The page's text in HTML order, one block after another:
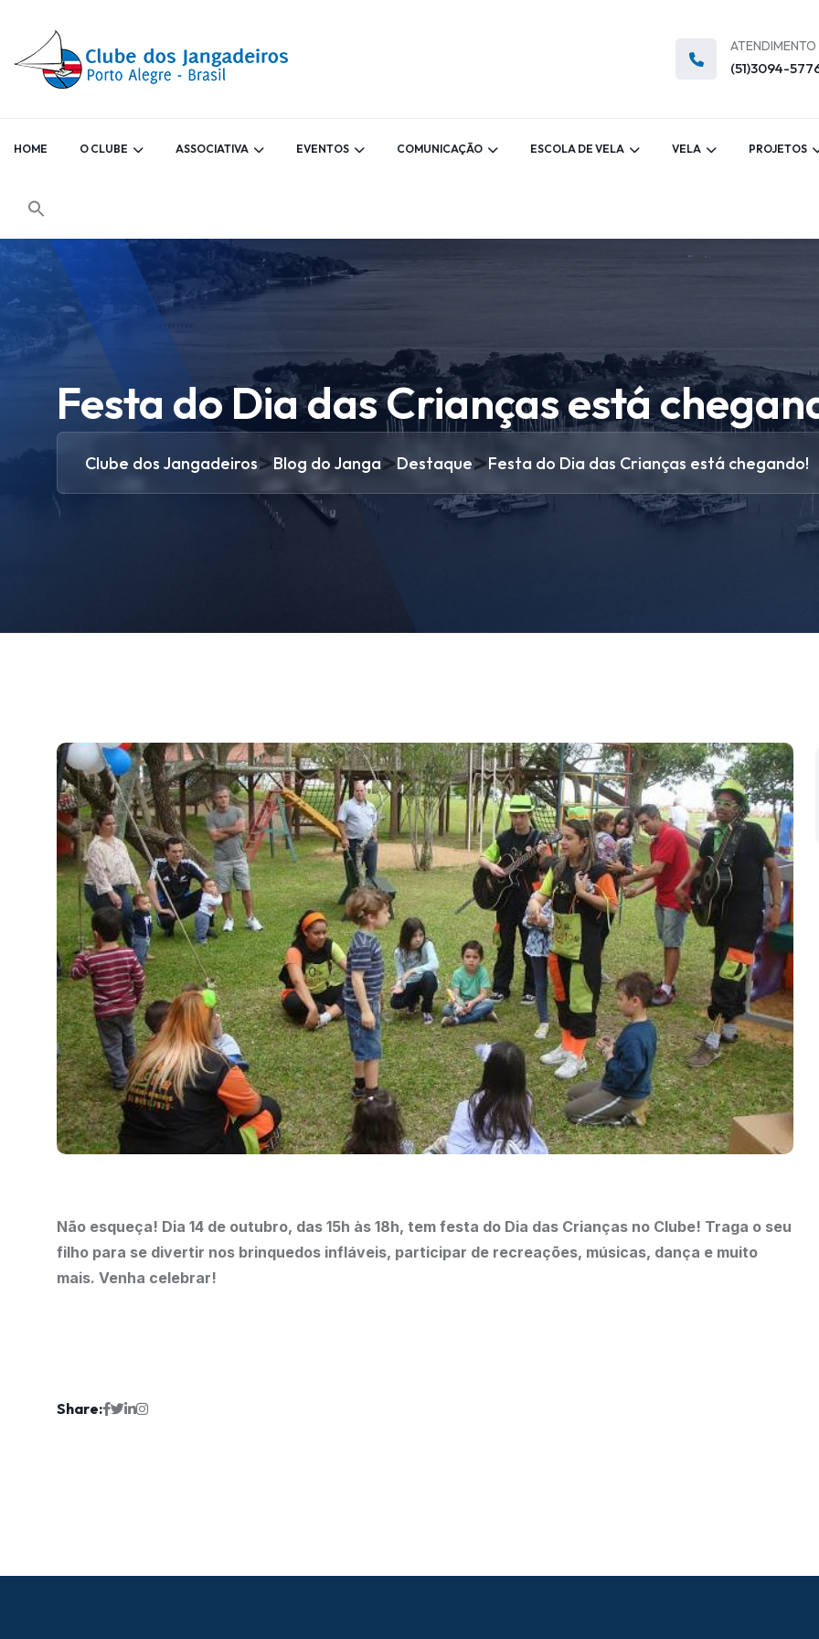
ATENDIMENTO
(51)3094-
HOME O CLUBE ASSOCIATIVA EVENTOS COMUNICAÇÃO ESCOLA DE VELA VELA PROJETOS
Festa do Dia das Crianças está
Clube dos Jangadeiros>Blog do Janga>Destaque>Festa do Dia das Crianças está chegando!
Não esqueça! Dia 14 de outubro, das 15h às 18h, tem festa do Dia das Crianças no Clube! Traga o seu
filho para se divertir nos brinquedos infláveis, participar de recreações, músicas, dança e muito
mais. Venha celebrar!
Share: